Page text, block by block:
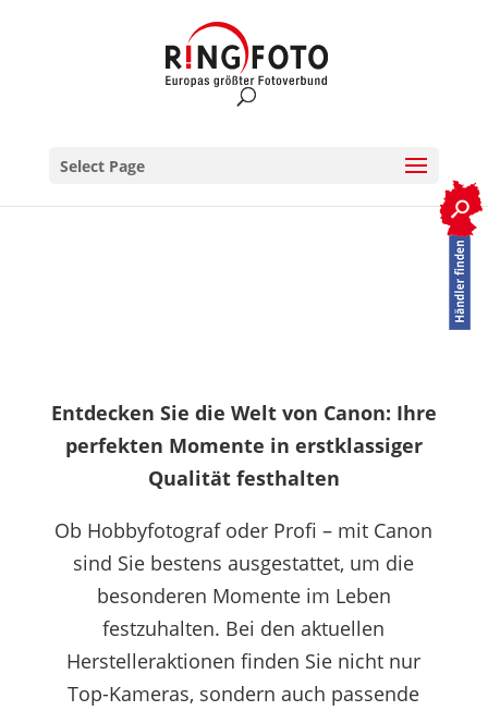
Select Page
RINGFOTO.de>
Entdecken Sie die Welt von Canon: Ihre
perfekten Momente in erstklassiger
Qualität festhalten
Ob Hobbyfotograf oder Profi – mit Canon
sind Sie bestens ausgestattet, um die
besonderen Momente im Leben
festzuhalten. Bei den aktuellen
Herstelleraktionen finden Sie nicht nur
Top-Kameras, sondern auch passende